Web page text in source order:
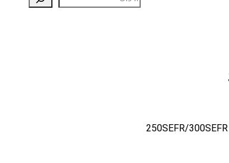
מגני רדיאטור AXP לשרקו SER מתאים לדגמי שרקו: 2012-2020 250SEFR/300SEFR